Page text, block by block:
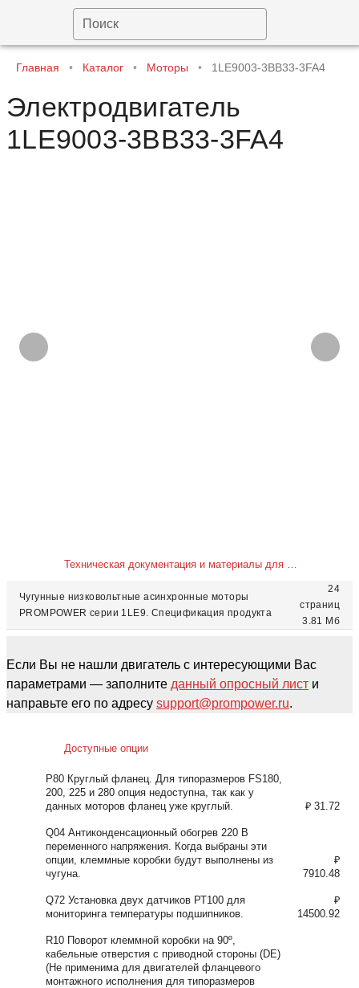
Поиск
Главная • Каталог • Моторы • 1LE9003-3BB33-3FA4
Электродвигатель
1LE9003-3BB33-3FA4
Техническая документация и материалы для скачивания
Чугунные низковольтные асинхронные моторы
PROMPOWER серии 1LE9. Спецификация продукта
24
страниц
3.81 Мб
Если Вы не нашли двигатель с интересующими Вас
параметрами — заполните данный опросный лист и
направьте его по адресу support@prompower.ru.
Доступные опции
P80 Круглый фланец. Для типоразмеров FS180,
200, 225 и 280 опция недоступна, так как у
данных моторов фланец уже круглый.
₽ 31.72
Q04 Антиконденсационный обогрев 220 В
переменного напряжения. Когда выбраны эти
опции, клеммные коробки будут выполнены из
чугуна.
₽
7910.48
Q72 Установка двух датчиков РТ100 для
мониторинга температуры подшипников.
₽
14500.92
R10 Поворот клеммной коробки на 90º,
кабельные отверстия с приводной стороны (DE)
(Не применима для двигателей фланцевого
монтажного исполнения для типоразмеров